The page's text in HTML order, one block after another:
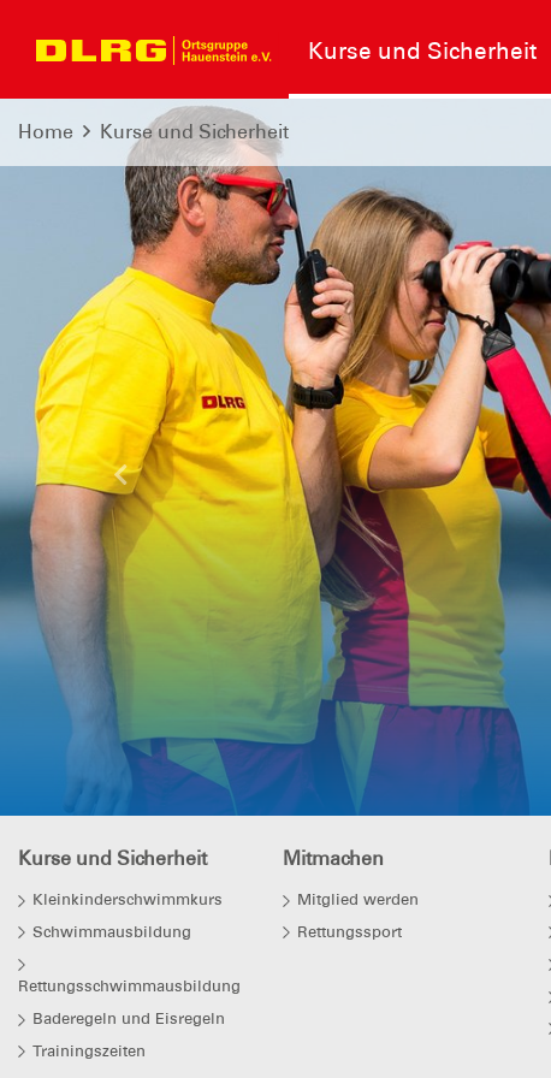
Kurse und Sicherheit
Home Kurse und Sicherheit
Letzte
Kurse und Sicherheit
Kleinkinderschwimmkurs
Schwimmausbildung
Rettungsschwimmausbildung
Baderegeln und Eisregeln
Trainingszeiten
Mitmachen
Mitglied werden
Rettungssport